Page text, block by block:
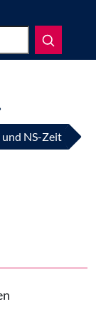
und NS-Zeit